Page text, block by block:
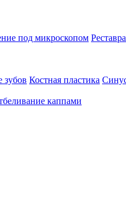
под микроскопом
зубов Костная пластика
каппами